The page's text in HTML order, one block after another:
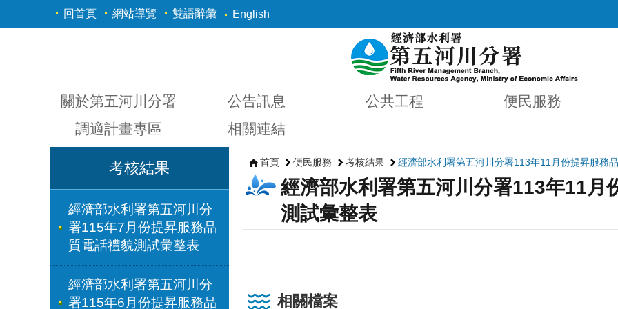
跳到主要內容區塊
回首頁 網站導覽 雙語辭彙 English
關於第五河川分署 公告訊息 公共工程
便民服務
調適計畫專區
相關連結
考核結果
經濟部水利署第五河川分
署115年7月份提昇服務品
質電話禮貌測試彙整表
經濟部水利署第五河川分
署115年6月份提昇服務品
首頁 便民服務 考核結果 經濟部水利署第五河川分署113年11月份提昇服務
經濟部水利署第五河川分署113年11月
測試彙整表
相關檔案